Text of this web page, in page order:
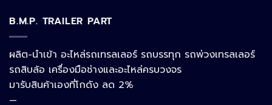
B.M.P. TRAILER PART
ผลิต-นำเข้า อะไหล่รถเทรลเลอร์ รถบรรทุก รถพ่วงเทรลเลอร์
รถสิบล้อ เครื่องมือช่างและอะไหล่ครบวงจร
มารับสินค้าเองที่โกดัง ลด 2%
—